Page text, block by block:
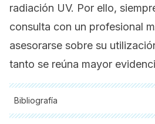
radiación UV. Por ello,
consulta con un profesional
asesorarse sobre su
tanto se reúna mayor
Bibliografía
Todas las fuentes citadas fueron